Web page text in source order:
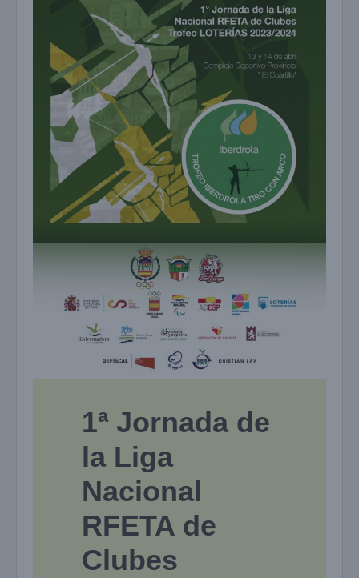
1ª Jornada de
la Liga
Nacional
RFETA de
Clubes